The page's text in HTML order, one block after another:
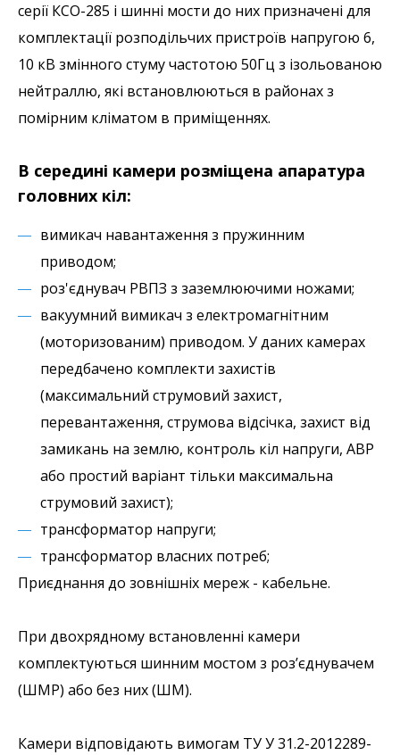
серії КСО-285 і шинні мости до них призначені для
комплектації розподільчих пристроїв напругою 6,
10 кВ змінного стуму частотою 50Гц з ізольованою
нейтраллю, які встановлюються в районах з
помірним кліматом в приміщеннях.
В середині камери розміщена апаратура
головних кіл:
вимикач навантаження з пружинним
приводом;
роз'єднувач РВПЗ з заземлюючими ножами;
вакуумний вимикач з електромагнітним
(моторизованим) приводом. У даних камерах
передбачено комплекти захистів
(максимальний струмовий захист,
перевантаження, струмова відсічка, захист від
замикань на землю, контроль кіл напруги, АВР
або простий варіант тільки максимальна
струмовий захист);
трансформатор напруги;
трансформатор власних потреб;
Приєднання до зовнішніх мереж - кабельне.
При двохрядному встановленні камери
комплектуються шинним мостом з роз’єднувачем
(ШМР) або без них (ШМ).
Камери відповідають вимогам ТУ У 31.2-2012289-